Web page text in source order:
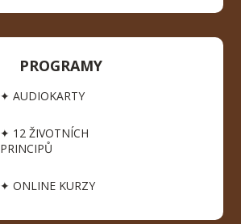
PROGRAMY
✦ AUDIOKARTY
✦ 12 ŽIVOTNÍCH
PRINCIPŮ
✦ ONLINE KURZY